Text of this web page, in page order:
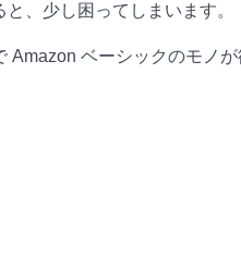
、少し困ってしまいます。
Amazon ベーシックのモノ